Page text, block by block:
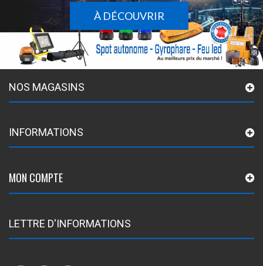
À DÉCOUVRIR
NOS MAGASINS
INFORMATIONS
MON COMPTE
LETTRE D'INFORMATIONS